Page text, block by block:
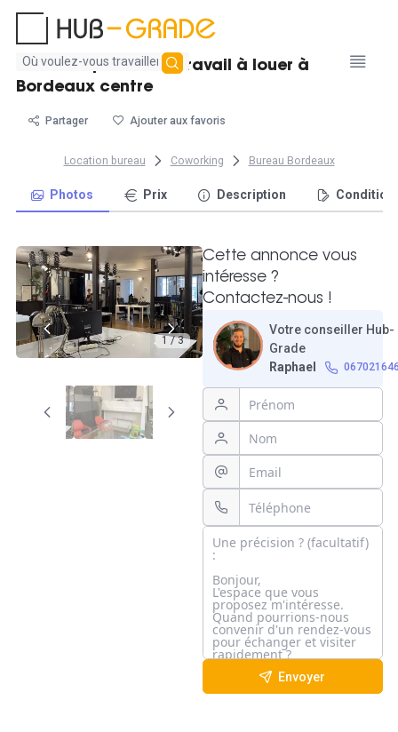
Aucun
résultat
Plusieurs postes de travail à louer à
Bordeaux centre
Partager Ajouter aux favoris
Location bureau Coworking Bureau Bordeaux
Photos Prix Description
1 / 3
Cette annonce vous
intéresse ?
Contactez-nous !
Votre conseiller Hub-
Grade
Raphael
Envoyer